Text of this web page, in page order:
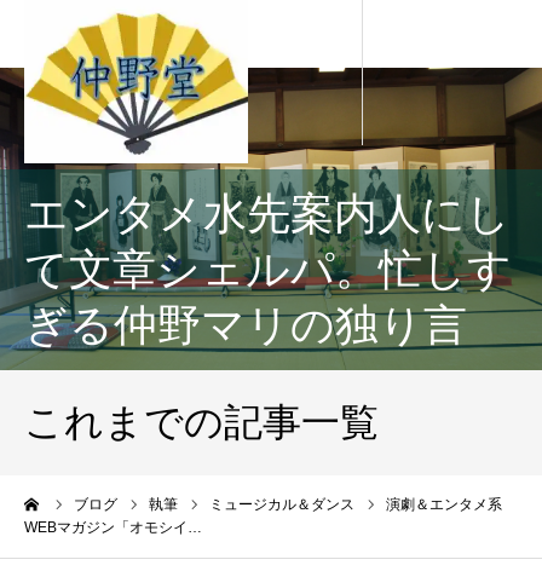
エンタメ水先案内人にし
て文章シェルパ。忙しす
ぎる仲野マリの独り言
これまでの記事一覧
ブログ 執筆 ミュージカル＆ダンス
演劇＆エンタメ系
WEBマガジン「オモシイ…